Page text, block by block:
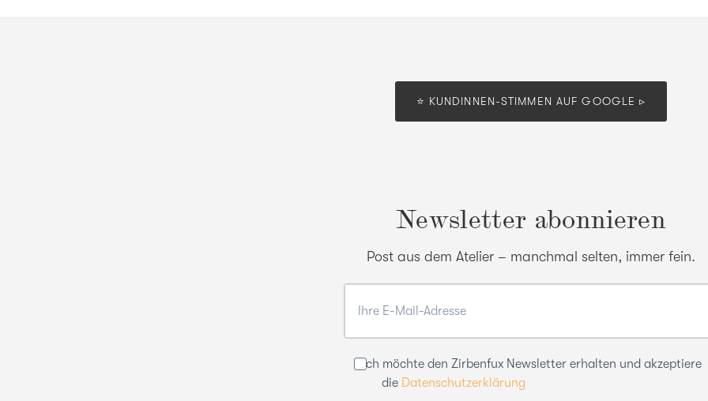
⭐️ KUNDINNEN-STIMMEN AUF GOOGLE ▹
Newsletter abonnieren
Post aus dem Atelier – manchmal selten, immer fein.
Ich möchte den Zirbenfux Newsletter erhalten und akzeptiere
die Datenschutzerklärung